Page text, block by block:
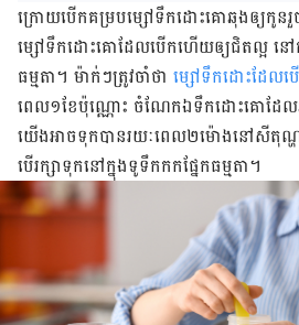
ក្រោយ​បើក​គម្រប​ម្សៅ​ទឹកដោះ​គោ​ឆុង​ឲ្យ​កូន​
ម្សៅ​ទឹកដោះ​គោ​ដែល​បើក​ហើយ​ឲ្យ​ជិត​ល្អ នៅ​
ធម្មតា។ ម៉ាក់ៗ​ត្រូវ​ចាំ​ថា ​ ម្សៅ​ទឹក​ដោះ​ដែល​ប
ពេល​១​ខែ​ប៉ុណ្ណោះ ចំណែក​ឯ​ទឹកដោះគោ​ដែ
យើង​អាច​​ទុក​បាន​រយៈពេល​២​ម៉ោង​នៅ​សីតុណ្
បើ​រក្សា​ទុក​នៅ​ក្នុង​ទូទឹកកក​ផ្នែក​ធម្មតា។